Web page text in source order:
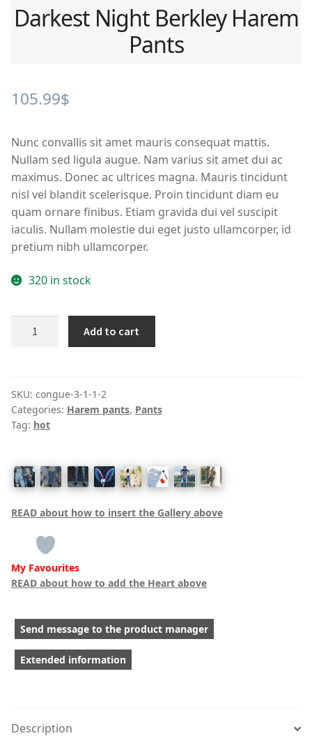
Darkest Night Berkley Harem
Pants
105.99$
Nunc convallis sit amet mauris consequat mattis.
Nullam sed ligula augue. Nam varius sit amet dui ac
maximus. Donec ac ultrices magna. Mauris tincidunt
nisl vel blandit scelerisque. Proin tincidunt diam eu
quam ornare finibus. Etiam gravida dui vel suscipit
iaculis. Nullam molestie dui eget justo ullamcorper, id
pretium nibh ullamcorper.
320 in stock
Pants
quantity
Add to cart
SKU: congue-3-1-1-2
Categories: Harem pants, Pants
Tag: hot
READ about how to insert the Gallery above
My Favourites
READ about how to add the Heart above
Send message to the product manager
Extended information
Description